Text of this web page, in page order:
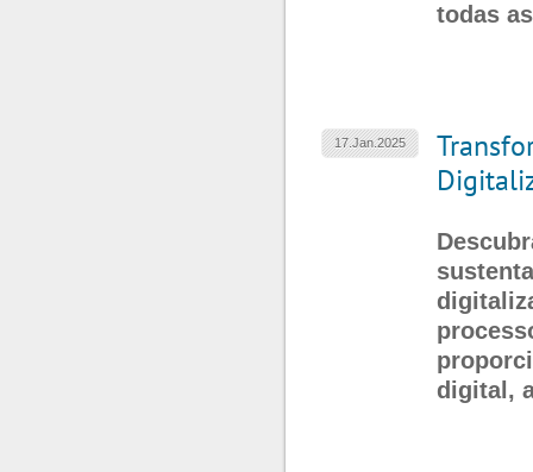
todas
17.Jan.2025
digital,